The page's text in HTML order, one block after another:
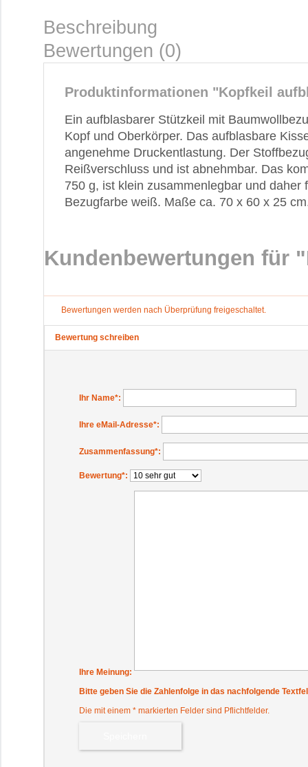
Beschreibung
Bewertungen (0)
Produktinformationen "Kopfkeil
Ein aufblasbarer Stützkeil mit
Kopf und Oberkörper. Das aufblasbare
angenehme Druckentlastung. Der
Reißverschluss und ist abnehmbar. Das
750 g, ist klein zusammenlegbar und daher
Bezugfarbe weiß. Maße ca. 70 x 60 x 25
Kundenbewertungen für
Bewertungen werden nach Überprüfung freigeschaltet.
Bewertung schreiben
Ihr Name*:
Ihre eMail-Adresse*:
Zusammenfassung*:
Bewertung*:
Ihre Meinung:
Bitte geben Sie die Zahlenfolge in das nachfolgende
Die mit einem * markierten Felder sind Pflichtfelder.